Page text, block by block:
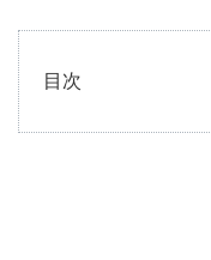
目次
【埼